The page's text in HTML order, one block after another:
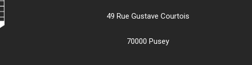
49 Rue Gustave Courtois
70000 Pusey